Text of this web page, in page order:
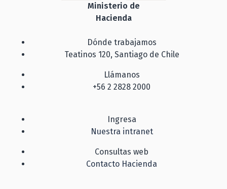
Ministerio de
Hacienda
Dónde trabajamos
Teatinos 120, Santiago de Chile
Llámanos
+56 2 2828 2000
Ingresa
Nuestra intranet
Consultas web
Contacto Hacienda